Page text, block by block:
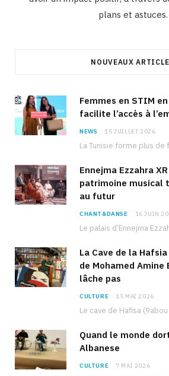
plans et astuces.
NOUVEAUX
Femmes en STIM
facilite l’accès à
NEWS 15 JUILLET 2026
Ennejma Ezzahra
patrimoine musical
au futur
CHANT&DANSE 16 JUIN
La Cave de la
de Mohamed Amine
lâche pas
CULTURE 15 MAI 2026
Quand le monde
Albanese
CULTURE 7 MAI 2026